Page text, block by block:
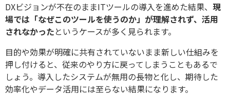
DXビジョンが不在のままITツールの導入を進めた結果、 現
場では「なぜこのツールを使うのか」が理解されず、活用
されなかったというケースが多く見られます。
目的や効果が明確に共有されていないまま新しい仕組みを
押し付けると、従来のやり方に戻ってしまうこともあるで
しょう。導入したシステムが無用の長物と化し、期待した
効率化やデータ活用には至らない結果になります。